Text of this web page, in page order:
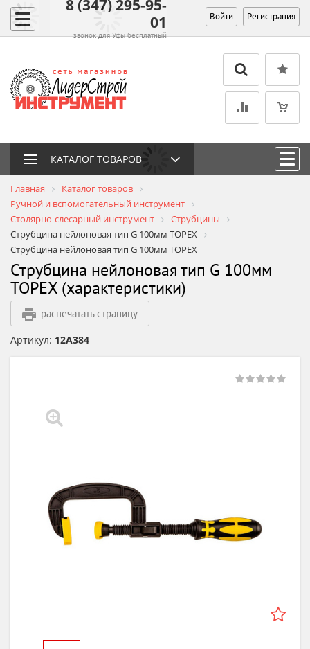
8 (347) 295-95-
01
звонок для Уфы бесплатный
Войти Регистрация
КАТАЛОГ ТОВАРОВ
Главная
Каталог товаров
Ручной и вспомогательный инструмент
Столярно-слесарный инструмент
Струбцины
Струбцина нейлоновая тип G 100мм TOPEX
Струбцина нейлоновая тип G 100мм TOPEX
Струбцина нейлоновая тип G 100мм
TOPEX (характеристики)
распечатать страницу
Артикул: 12A384